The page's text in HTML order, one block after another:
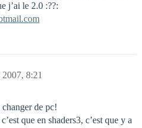
j’ai le 2.0 :??:
8:21
de pc!
que en shaders3, c’est que y a